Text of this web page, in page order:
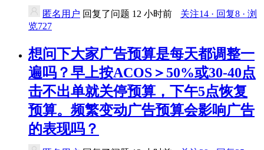
匿名用户 回复了问题 12 小时前
关注14 · 回复8 · 浏
览727
想问下大家广告预算是每天都调整一
遍吗？早上按ACOS＞50%或30-40点
击不出单就关停预算，下午5点恢复
预算。频繁变动广告预算会影响广告
的表现吗？